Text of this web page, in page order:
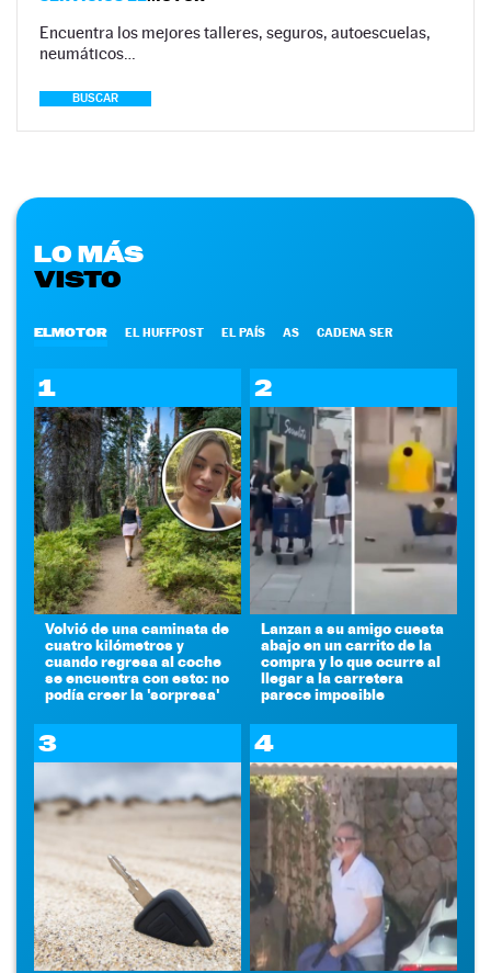
Encuentra los mejores talleres, seguros, autoescuelas,
neumáticos…
BUSCAR
LO MÁS
VISTO
ELMOTOR EL HUFFPOST EL PAÍS AS CADENA SER
1
Volvió de una caminata de
cuatro kilómetros y
cuando regresa al coche
se encuentra con esto: no
podía creer la 'sorpresa'
2
Lanzan a su amigo cuesta
abajo en un carrito de la
compra y lo que ocurre al
llegar a la carretera
parece imposible
3 4